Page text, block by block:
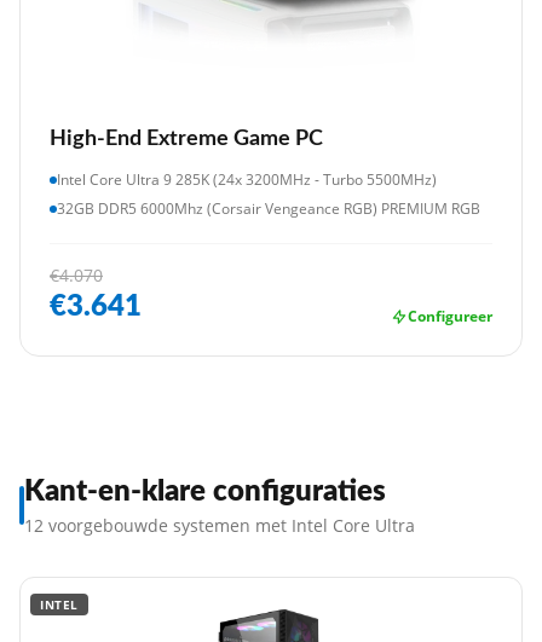
High-End Extreme Game PC
Intel Core Ultra 9 285K (24x 3200MHz - Turbo 5500MHz)
32GB DDR5 6000Mhz (Corsair Vengeance RGB) PREMIUM RGB
€4.070
€3.641 Configureer
Kant-en-klare configuraties
12 voorgebouwde systemen met Intel Core Ultra
INTEL